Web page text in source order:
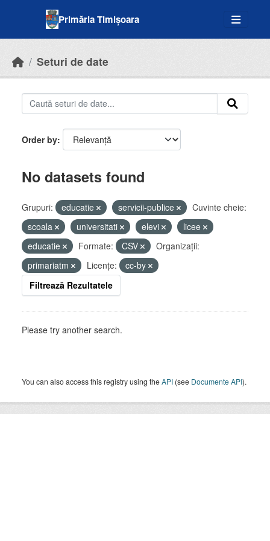
Primăria Timișoara
Seturi de date
Order by
No datasets found
Grupuri: educatie servicii-publice
Cuvinte cheie:
scoala
universitati elevi
licee
educatie
Formate: CSV
Organizații:
primariatm
Licenţe:
cc-by
Filtrează Rezultatele
Please try another search.
You can also access this registry using theAPI (see Documente API).